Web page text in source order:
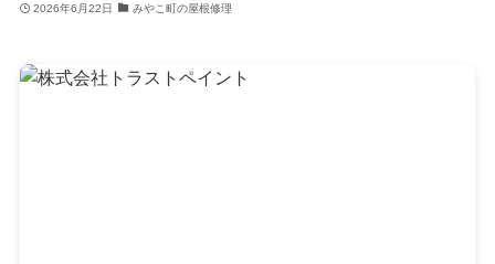
2026年6月22日 みやこ町の屋根修理